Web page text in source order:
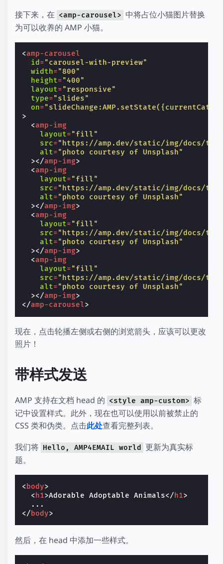
接下来，在 <amp-carousel> 中将占位小猫图片替换
为可以收养的 AMP 小猫。
<amp-carousel
id="carousel-with-preview"
width="800"
height="400"
layout="responsive"
type="slides"
on="slideChange:AMP.setState({currentCat:
>
<amp-img
layout="fill"
src="https://amp.dev/static/img/docs/
alt="photo courtesy of Unsplash"
></amp-img>
<amp-img
layout="fill"
src="https://amp.dev/static/img/docs/
alt="photo courtesy of Unsplash"
></amp-img>
<amp-img
layout="fill"
src="https://amp.dev/static/img/docs/
alt="photo courtesy of Unsplash"
></amp-img>
<amp-img
layout="fill"
src="https://amp.dev/static/img/docs/
alt="photo courtesy of Unsplash"
></amp-img>
</amp-carousel>
现在，点击轮播左侧或右侧的浏览箭头，应该可以更改
照片！
带样式发送
AMP 支持在文档 head 的 <style amp-custom> 标
记中设置样式。此外，现在也可以使用以前被禁止的
CSS 类和伪类。点击此处查看完整列表。
我们将 Hello, AMP4EMAIL world
更新为真实标
题。
<body>
< h1>Adorable Adoptable Animals</ h1>
</body>
然后，在 head 中添加一些样式。